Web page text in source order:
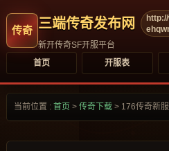
三端传奇发布网
新开传奇SF开服平台
首页
开服表
当前位置 : 首页 > 传奇下载 > 176传奇新服网